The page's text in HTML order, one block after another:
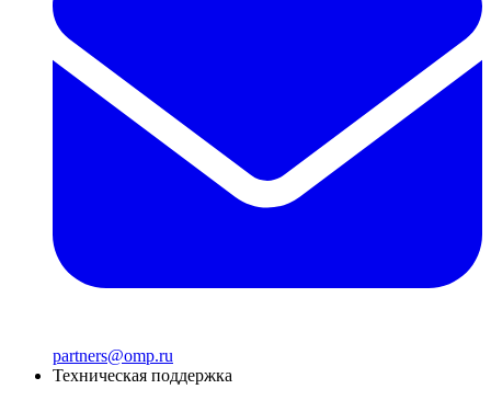
partners@omp.ru
Техническая поддержка